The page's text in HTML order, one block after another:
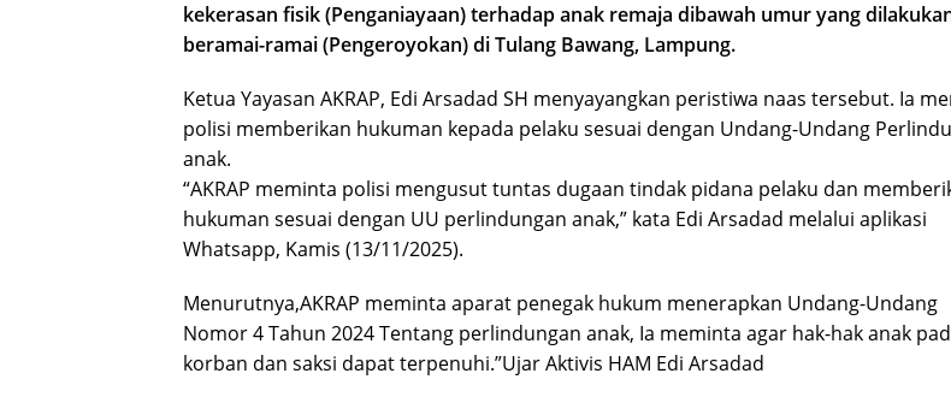
kekerasan fisik (Penganiayaan) terhadap anak remaja dibawah umur yang
beramai-ramai (Pengeroyokan) di Tulang Bawang, Lampung.
Ketua Yayasan AKRAP, Edi Arsadad SH menyayangkan peristiwa naas tersebut. Ia
polisi memberikan hukuman kepada pelaku sesuai dengan Undang-Undang
anak.
“AKRAP meminta polisi mengusut tuntas dugaan tindak pidana pelaku dan
hukuman sesuai dengan UU perlindungan anak,” kata Edi Arsadad melalui aplikasi
Whatsapp, Kamis (13/11/2025).
Menurutnya,AKRAP meminta aparat penegak hukum menerapkan Undang-Undang
Nomor 4 Tahun 2024 Tentang perlindungan anak, Ia meminta agar hak-hak anak
korban dan saksi dapat terpenuhi.”Ujar Aktivis HAM Edi Arsadad